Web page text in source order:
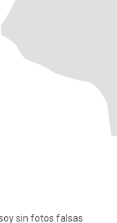
sin fotos falsas